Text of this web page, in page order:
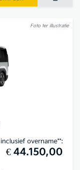
Foto ter illustratie
overname**:
€ 44.150,00